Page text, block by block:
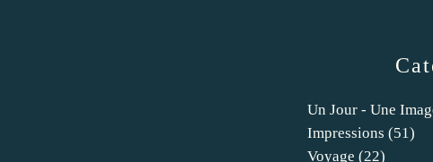
Un Jour - Une
Impressions (51)
Voyage (22)